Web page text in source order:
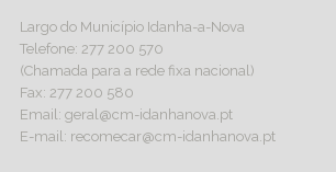
Largo do Município Idanha-a-Nova
Telefone: 277 200 570
(Chamada para a rede fixa nacional)
Fax: 277 200 580
Email: geral@cm-idanhanova.pt
E-mail: recomecar@cm-idanhanova.pt